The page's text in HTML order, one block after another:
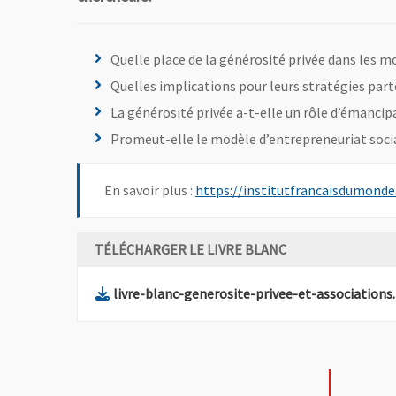
Quelle place de la générosité privée dans les
Quelles implications pour leurs stratégies
La générosité privée a-t-elle un rôle
Promeut-elle le modèle d’entrepreneuriat
En savoir plus : https://
TÉLÉCHARGER LE LIVRE BLANC
livre-blanc-generosite-privee-et-